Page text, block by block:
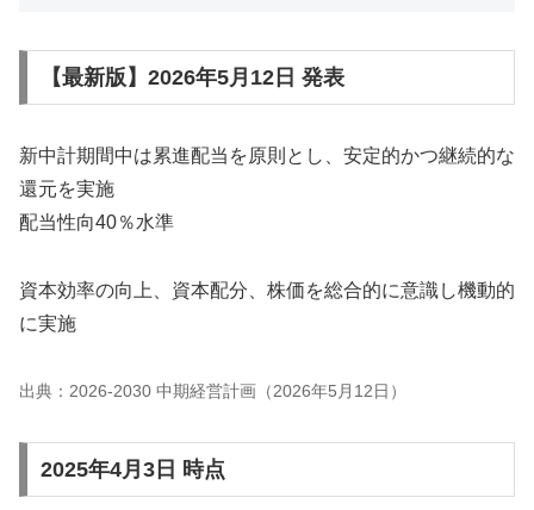
【最新版】2026年5月12日 発表
新中計期間中は累進配当を原則とし、安定的かつ継続的な
還元を実施
配当性向40％水準
資本効率の向上、資本配分、株価を総合的に意識し機動的
に実施
出典：2026-2030 中期経営計画（2026年5月12日）
2025年4月3日 時点